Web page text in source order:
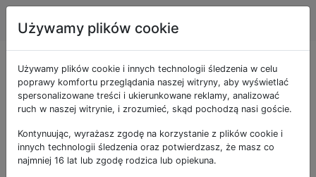
Apple Tagi
Pytania otagowane
jako reminders
Natywna aplikacja listy zadań do wykonania na iOS
dostępna na iOS 5+ i OSX Mountain Lion
Używamy plików cookie
Używamy plików cookie i innych technologii śledzenia w celu
poprawy komfortu przeglądania naszej witryny, aby wyświetlać
spersonalizowane treści i ukierunkowane reklamy, analizować
ruch w naszej witrynie, i zrozumieć, skąd pochodzą nasi goście.
Kontynuując, wyrażasz zgodę na korzystanie z plików cookie i
innych technologii śledzenia oraz potwierdzasz, że masz co
najmniej 16 lat lub zgodę rodzica lub opiekuna.